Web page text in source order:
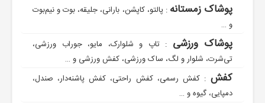
پوشاک زمستانه : پالتو، کاپشن، بارانی، جلیقه، بوت و نیم‌بوت
و …
پوشاک ورزشی : تاپ و شلوارک، مایو، جوراب ورزشی،
تی‌شرت، شلوار و لگ، ساک ورزشی، کفش ورزشی و …
کفش: کفش رسمی، کفش راحتی، کفش پاشنه‌دار، صندل،
دمپایی، گیوه و …